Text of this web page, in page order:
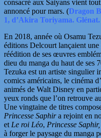
consacré aux Saiyans vient
annoncé pour mars. (Dragon
1, d’Akira Toriyama. Glénat.
En 2018, année où Osamu
éditions Delcourt lançaient
réédition de ses œuvres
dieu du manga du haut de ses
Tezuka est un artiste singulier
comics américains, le cinéma
animés de Walt Disney en
yeux ronds que l’on retrouve
Une vingtaine de titres
Princesse Saphira rejoint en
et Le roi Léo, Princesse Saphir,
à forger le paysage du manga